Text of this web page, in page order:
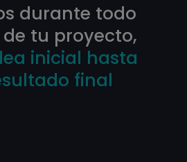
durante todo
tu proyecto,
inicial hasta
final